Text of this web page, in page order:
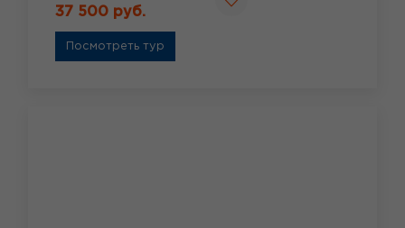
37 500 руб.
Посмотреть тур